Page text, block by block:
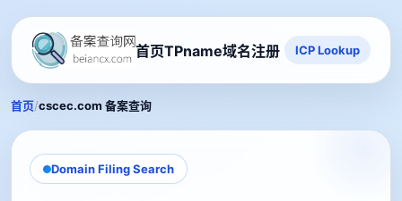
首页TPname域名注册 ICP Lookup
首页/cscec.com 备案查询
Domain Filing Search